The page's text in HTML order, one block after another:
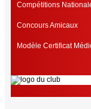
Compétitions
Concours Amicaux
Modèle Certificat